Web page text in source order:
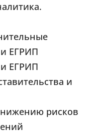
ЕГРИП
ЕГРИП
и
рисков